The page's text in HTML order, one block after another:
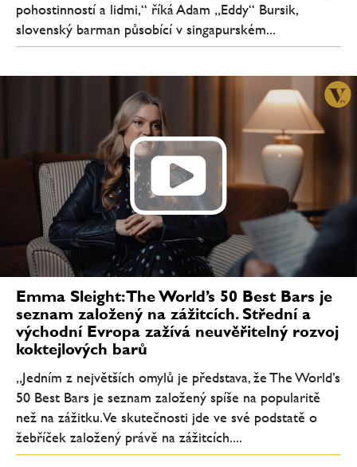
pohostinností a lidmi,“ říká Adam „Eddy“ Bursik,
slovenský barman působící v singapurském...
Emma Sleight: The World’s 50 Best Bars je
seznam založený na zážitcích. Střední a
východní Evropa zažívá neuvěřitelný rozvoj
koktejlových barů
„Jedním z největších omylů je představa, že The World’s
50 Best Bars je seznam založený spíše na popularitě
než na zážitku. Ve skutečnosti jde ve své podstatě o
žebříček založený právě na zážitcích....